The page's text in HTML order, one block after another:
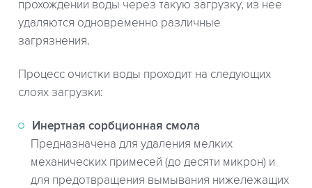
прохождении воды через такую загрузку, из нее
удаляются одновременно различные
загрязнения.
Процесс очистки воды проходит на следующих
слоях загрузки:
Инертная сорбционная смола
Предназначена для удаления мелких
механических примесей (до десяти микрон) и
для предотвращения вымывания нижележащих